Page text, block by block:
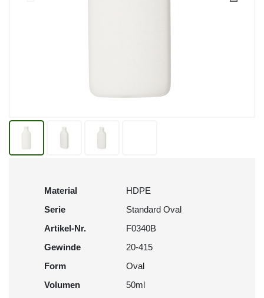
Material
HDPE
Serie
Standard Oval
Artikel-Nr.
F0340B
Gewinde
20-415
Form
Oval
Volumen
50ml